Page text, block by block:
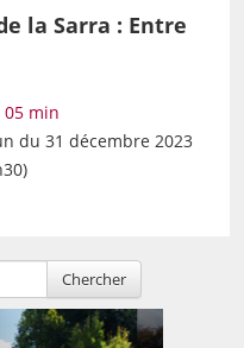
la Sarra : Entre
05 min
du 31 décembre 2023
Chercher